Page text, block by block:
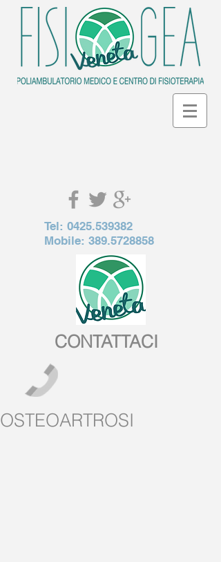
Tel: 0425.539382
Mobile: 389.5728858
CONTATTACI
OSTEOARTROSI